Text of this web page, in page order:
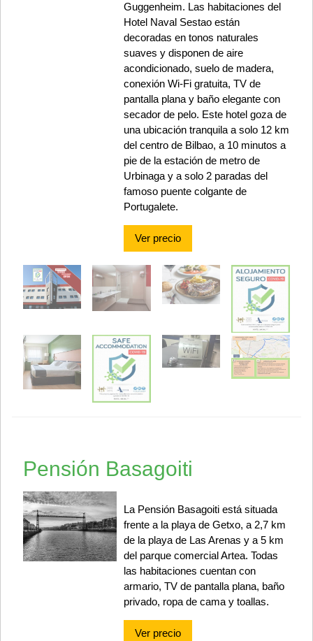
Guggenheim. Las habitaciones del
Hotel Naval Sestao están
decoradas en tonos naturales
suaves y disponen de aire
acondicionado, suelo de madera,
conexión Wi-Fi gratuita, TV de
pantalla plana y baño elegante con
secador de pelo. Este hotel goza de
una ubicación tranquila a solo 12 km
del centro de Bilbao, a 10 minutos a
pie de la estación de metro de
Urbinaga y a solo 2 paradas del
famoso puente colgante de
Portugalete.
Ver precio
Pensión Basagoiti
La Pensión Basagoiti está situada
frente a la playa de Getxo, a 2,7 km
de la playa de Las Arenas y a 5 km
del parque comercial Artea. Todas
las habitaciones cuentan con
armario, TV de pantalla plana, baño
privado, ropa de cama y toallas.
Ver precio